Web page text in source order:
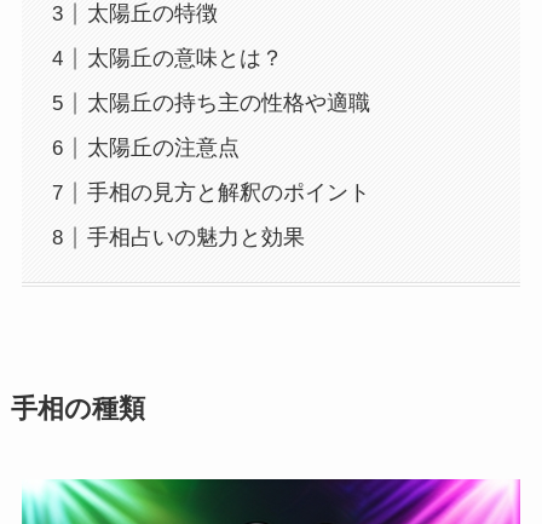
太陽丘の特徴
太陽丘の意味とは？
太陽丘の持ち主の性格や適職
太陽丘の注意点
手相の見方と解釈のポイント
手相占いの魅力と効果
手相の種類